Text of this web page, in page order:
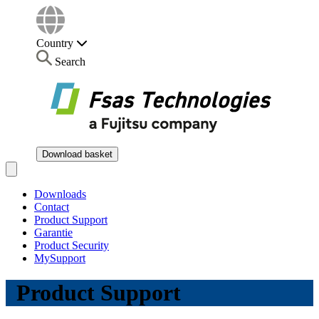
Country
Search
Download basket
Downloads
Contact
Product Support
Garantie
Product Security
MySupport
Product Support